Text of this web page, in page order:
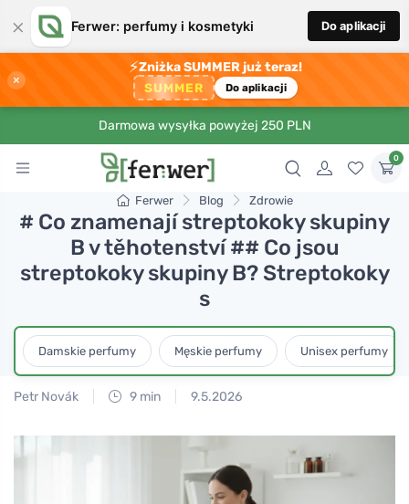
× Ferwer: perfumy i kosmetyki Do aplikacji
×
⚡Zniżka SUMMER już teraz!
SUMMER Do aplikacji
Darmowa wysyłka powyżej 250 PLN
0
Ferwer Blog Zdrowie
# Co znamenají streptokoky skupiny
B v těhotenství ## Co jsou
streptokoky skupiny B? Streptokoky
s
Damskie perfumy Męskie perfumy Unisex perfumy
Petr Novák 9 min 9.5.2026